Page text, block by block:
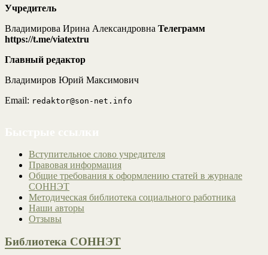
Учредитель
Владимирова Ирина Александровна Телеграмм
https://t.me/viatextru
Главный редактор
Владимиров Юрий Максимович
Email: redaktor@son-net.info
Вступительное слово учредителя
Правовая информация
Общие требования к оформлению статей в журнале
СОННЭТ
Методическая библиотека социального работника
Наши авторы
Отзывы
Библиотека СОННЭТ